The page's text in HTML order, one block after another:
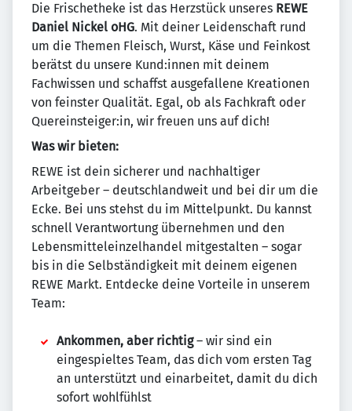
Die Frischetheke ist das Herzstück unseres REWE
Daniel Nickel oHG. Mit deiner Leidenschaft rund
um die Themen Fleisch, Wurst, Käse und Feinkost
berätst du unsere Kund:innen mit deinem
Fachwissen und schaffst ausgefallene Kreationen
von feinster Qualität. Egal, ob als Fachkraft oder
Quereinsteiger:in, wir freuen uns auf dich!
Was wir bieten:
REWE ist dein sicherer und nachhaltiger
Arbeitgeber – deutschlandweit und bei dir um die
Ecke. Bei uns stehst du im Mittelpunkt. Du kannst
schnell Verantwortung übernehmen und den
Lebensmitteleinzelhandel mitgestalten – sogar
bis in die Selbständigkeit mit deinem eigenen
REWE Markt. Entdecke deine Vorteile in unserem
Team:
Ankommen, aber richtig– wir sind ein
eingespieltes Team, das dich vom ersten Tag
an unterstützt und einarbeitet, damit du dich
sofort wohlfühlst